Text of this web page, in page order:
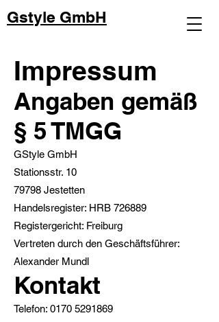
Gstyle GmbH
Impressum
Angaben gemäß
§ 5 TMGG
GStyle GmbH
Stationsstr. 10
79798 Jestetten
Handelsregister: HRB 726889
Registergericht: Freiburg
Vertreten durch den Geschäftsführer:
Alexander Mundl
Kontakt
Telefon: 0170 5291869